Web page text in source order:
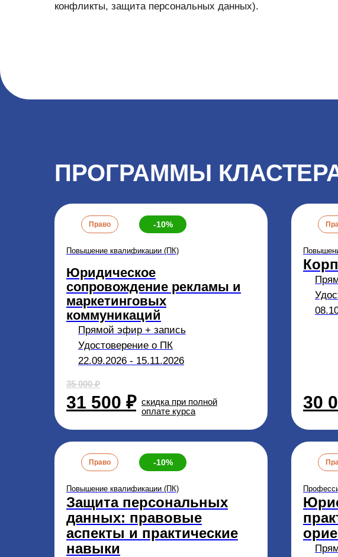
конфликты, защита персональных данных).
ПРОГРАММЫ
30
Повышение квалификации (ПК)
Защита персональных
данных: правовые
аспекты и практические
навыки
Право -10%
Юридическое
сопровождение рекламы и
маркетинговых
коммуникаций
Прямой эфир + запись
Удостоверение о ПК
22.09.2026 - 15.11.2026
31 500 ₽
Повышение квалификации (ПК)
Право
35 000 ₽
-10%
скидка при полной
оплате курса